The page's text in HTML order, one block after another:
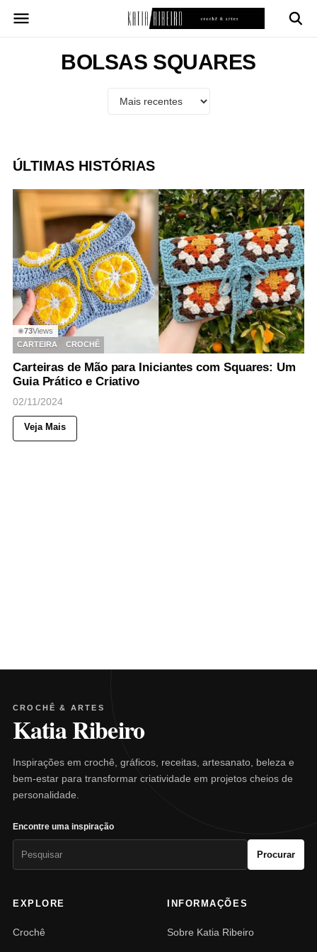
para
BOLSAS SQUARES
ÚLTIMAS HISTÓRIAS
◉73Views
CARTEIRA
CROCHÊ
Carteiras de Mão para Iniciantes com Squares: Um
Guia Prático e Criativo
02/11/2024
Veja Mais
CROCHÊ & ARTES
Katia Ribeiro
Inspirações em crochê, gráficos, receitas, artesanato, beleza e
bem-estar para transformar criatividade em projetos cheios de
personalidade.
Encontre uma inspiração
Procurar
EXPLORE
Crochê
INFORMAÇÕES
Sobre Katia Ribeiro